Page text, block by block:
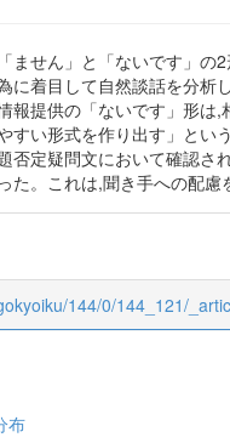
ません」と「ないです」の
に着目して自然談話を分
報提供の「ないです」形は
すい形式を作り出す」と
否定疑問文において確認
た。これは,聞き手への配
144/0/144_121/
布